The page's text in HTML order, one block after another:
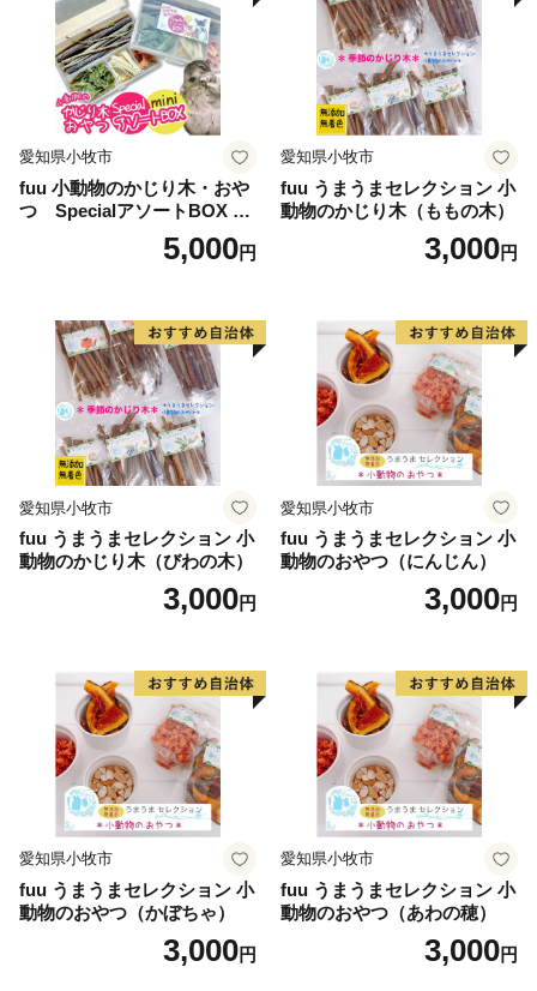
ご支援のお礼の品として、コシヒカリやニット製品、料
亭の味の詰め合わせなどを用意しました。ぜひ直に見附
を感じていただければ幸いです。
================================
【返礼品やお申込みに関するお問合せ先】
見附市ふるさと納税事務局
FAX：050-3488-0889
営業時間 9：00～18：00（※土日祝日・年末年始期間休
み）
================================
愛知県小牧市
fuu 小動物のかじり木・おや
つ SpecialアソートBOX mi
5,000円
愛知県小牧市
fuu うまうまセレクション 小
動物のかじり木（ももの木）
3,000円
愛知県小牧市
fuu うまうまセレクション 小
動物のかじり木（びわの木）
3,000円
愛知県小牧市
fuu うまうまセレクション 小
動物のおやつ（にんじん）
3,000円
愛知県小牧市
fuu うまうまセレクション 小
動物のおやつ（かぼちゃ）
3,000円
愛知県小牧市
fuu うまうまセレクション 小
動物のおやつ（あわの穂）
3,000円